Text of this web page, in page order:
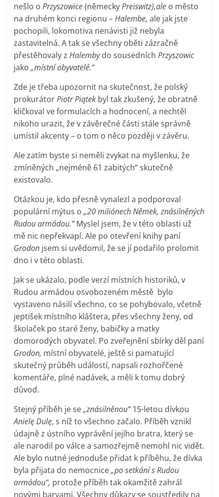
nešlo oPrzyszowice(německyPreiswitz),ale o město
na druhém konci regionu –Halembe, ale jak jste
pochopili, lokomotiva nenávisti již nebyla
zastavitelná. A tak se všechny oběti zázračně
přestěhovaly zHalembydo sousedníchPrzyszowic
jako„místní obyvatelé.“
Zde je třeba upozornit na skutečnost, že polský
prokurátorPiotr Piątek byl tak zkušený, že obratně
kličkoval ve formulacích a hodnocení, a nechtěl
nikoho urazit, že v závěrečné části stále správně
umístil akcenty – o tom o něco později v závěru.
Ale zatím byste si neměli zvykat na myšlenku, že
zmíněných „nejméně 61 zabitých“ skutečně
existovalo.
Otázkou je, kdo přesně vynalezl a podporoval
populární mýtus o„20 miliónech Němek, znásilněných
Rudou armádou.“Myslel jsem, že v této oblasti už
mě nic nepřekvapí. Ale po otevření knihy paní
Grodon jsem si uvědomil, že se jí podařilo prolomit
dno i v této oblasti.
Jak se ukázalo, podle verzí místních historiků, v
Rudou armádou osvobozeném městě bylo
vystaveno násilí všechno, co se pohybovalo, včetně
jeptišek místního kláštera, přes všechny ženy, od
školaček po staré ženy, babičky a matky
domorodých obyvatel. Po zveřejnění sbírky děl paní
Grodon, místní obyvatelé, ještě si pamatující
skutečný průběh událostí, napsali rozhořčené
komentáře, plné nadávek, a měli k tomu dobrý
důvod.
Stejný příběh je se„znásilněnou“15-letou dívkou
Anielę Dulę, s níž to všechno začalo. Příběh vznikl
údajně z ústního vyprávění jejího bratra, který se
ale narodil po válce a samozřejmě nemohl nic vidět.
Ale bylo nutné jednoduše přidat k příběhu, že dívka
byla přijata do nemocnice„po setkání s Rudou
armádou“, protože příběh tak okamžitě zahrál
novými barvami. Všechny důkazy se soustředily na